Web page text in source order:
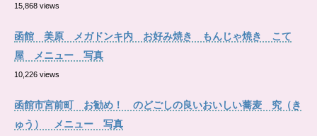
15,868 views
函館 美原 メガドンキ内 お好み焼き もんじゃ焼き こて
屋 メニュー 写真
10,226 views
函館市宮前町 お勧め！ のどごしの良いおいしい蕎麦 究（き
ゅう） メニュー 写真